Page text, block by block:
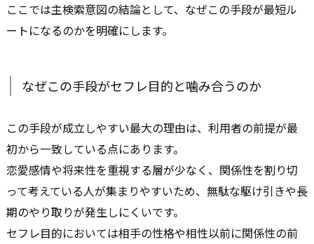
ここでは主検索意図の結論として、なぜこの手段が最短ル
ートになるのかを明確にします。
なぜこの手段がセフレ目的と噛み合うのか
この手段が成立しやすい最大の理由は、利用者の前提が最
初から一致している点にあります。
恋愛感情や将来性を重視する層が少なく、関係性を割り切
って考えている人が集まりやすいため、無駄な駆け引きや長
期のやり取りが発生しにくいです。
セフレ目的においては相手の性格や相性以前に関係性の前